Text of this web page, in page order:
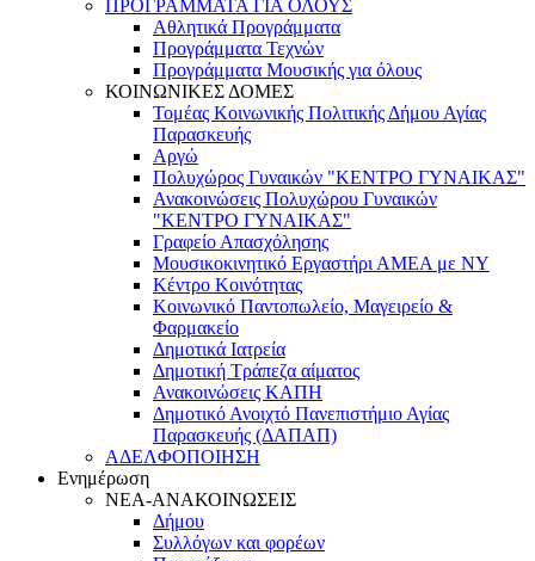
ΠΡΟΓΡΑΜΜΑΤΑ ΓΙΑ ΟΛΟΥΣ
Αθλητικά Προγράμματα
Προγράμματα Τεχνών
Προγράμματα Μουσικής για όλους
ΚΟΙΝΩΝΙΚΕΣ ΔΟΜΕΣ
Τομέας Κοινωνικής Πολιτικής Δήμου Αγίας
Παρασκευής
Αργώ
Πολυχώρος Γυναικών "ΚΕΝΤΡΟ ΓΥΝΑΙΚΑΣ"
Ανακοινώσεις Πολυχώρου Γυναικών
"ΚΕΝΤΡΟ ΓΥΝΑΙΚΑΣ"
Γραφείο Απασχόλησης
Μουσικοκινητικό Εργαστήρι ΑΜΕΑ με ΝΥ
Κέντρο Κοινότητας
Κοινωνικό Παντοπωλείο, Μαγειρείο &
Φαρμακείο
Δημοτικά Ιατρεία
Δημοτική Τράπεζα αίματος
Ανακοινώσεις ΚΑΠΗ
Δημοτικό Ανοιχτό Πανεπιστήμιο Αγίας
Παρασκευής (ΔΑΠΑΠ)
ΑΔΕΛΦΟΠΟΙΗΣΗ
Ενημέρωση
ΝΕΑ-ΑΝΑΚΟΙΝΩΣΕΙΣ
Δήμου
Συλλόγων και φορέων